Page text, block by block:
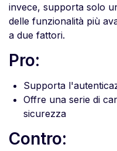
invece, supporta solo
delle funzionalità più
a due fattori.
Pro:
Supporta
Offre una serie di
sicurezza
Contro: